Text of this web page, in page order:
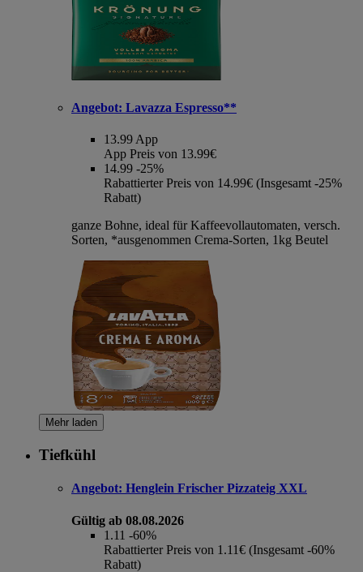
Angebot: Lavazza Espresso**
13.99 App
App Preis von 13.99€
14.99 -25%
Rabattierter Preis von 14.99€ (Insgesamt -25%
Rabatt)
ganze Bohne, ideal für Kaffeevollautomaten, versch.
Sorten, *ausgenommen Crema-Sorten, 1kg Beutel
Mehr laden
Tiefkühl
Angebot: Henglein Frischer Pizzateig XXL
Gültig ab 08.08.2026
1.11 -60%
Rabattierter Preis von 1.11€ (Insgesamt -60%
Rabatt)